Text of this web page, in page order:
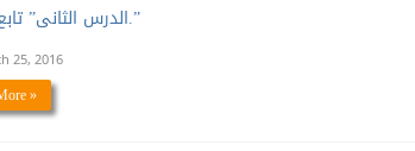
الدرس الثانى” تابع التنازع.”
25, 2016
»